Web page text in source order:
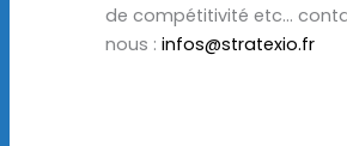
de compétitivité etc…
nous : infos@stratexio.fr